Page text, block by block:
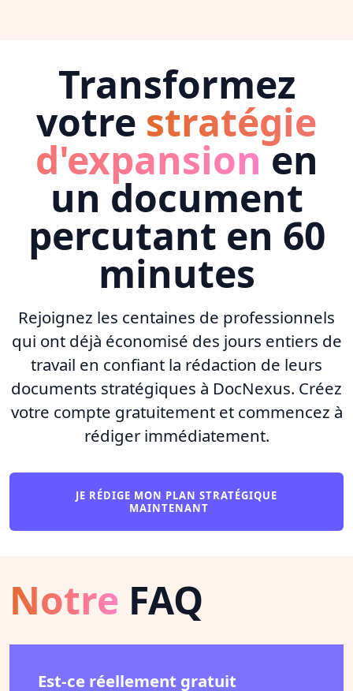
Transformez
votre stratégie
d'expansionen
un document
percutant en 60
minutes
Rejoignez les centaines de professionnels
qui ont déjà économisé des jours entiers de
travail en confiant la rédaction de leurs
documents stratégiques à DocNexus. Créez
votre compte gratuitement et commencez à
rédiger immédiatement.
JE RÉDIGE MON PLAN STRATÉGIQUE
MAINTENANT
Notre FAQ
Est-ce réellement gratuit